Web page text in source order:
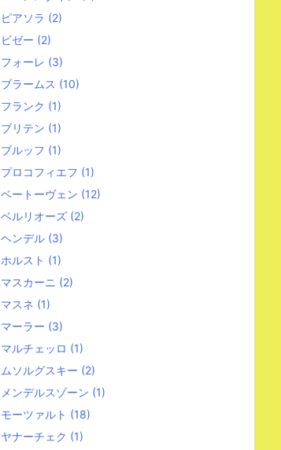
ピアソラ (2)
ビゼー (2)
フォーレ (3)
ブラームス (10)
フランク (1)
ブリテン (1)
ブルッフ (1)
プロコフィエフ (1)
ベートーヴェン (12)
ベルリオーズ (2)
ヘンデル (3)
ホルスト (1)
マスカーニ (2)
マスネ (1)
マーラー (3)
マルチェッロ (1)
ムソルグスキー (2)
メンデルスゾーン (1)
モーツァルト (18)
ヤナーチェク (1)